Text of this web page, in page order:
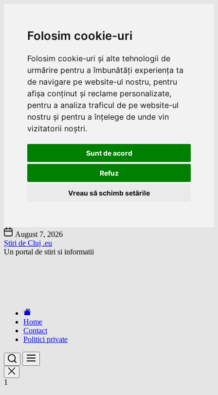
Folosim cookie-uri
Folosim cookie-uri și alte tehnologii de
urmărire pentru a îmbunătăți experiența ta
de navigare pe website-ul nostru, pentru
afișa conținut și reclame personalizate,
pentru a analiza traficul de pe website-ul
nostru și pentru a înțelege de unde vin
vizitatorii noștri.
Sunt de acord
Refuz
Vreau să schimb setările
Skip
to
the
content
August 7, 2026
Știri de Cluj .eu
Un portal de stiri si informatii
Home
Contact
Politici private
1